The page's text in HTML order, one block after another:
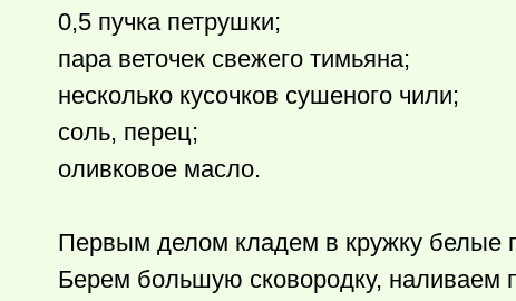
0,5 пучка петрушки;
пара веточек свежего тимьяна;
несколько кусочков сушеного чили;
соль, перец;
оливковое масло.
Первым делом кладем в кружку белые
Берем большую сковородку, наливаем